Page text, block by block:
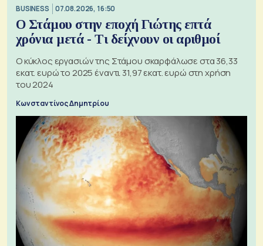
BUSINESS 07.08.2026, 16:50
Ο Στάμου στην εποχή Γιώτης επτά
χρόνια μετά - Τι δείχνουν οι αριθμοί
Ο κύκλος εργασιών της Στάμου σκαρφάλωσε στα 36,33
εκατ. ευρώ το 2025 έναντι 31,97 εκατ. ευρώ στη χρήση
του 2024
Κωνσταντίνος Δημητρίου